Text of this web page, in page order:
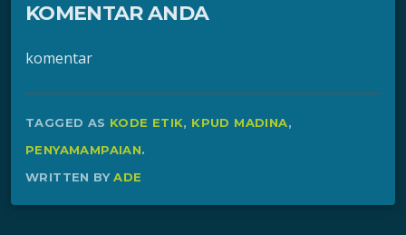
KOMENTAR ANDA
komentar
TAGGED AS KODE ETIK, KPUD MADINA,
PENYAMAMPAIAN.
WRITTEN BYADE